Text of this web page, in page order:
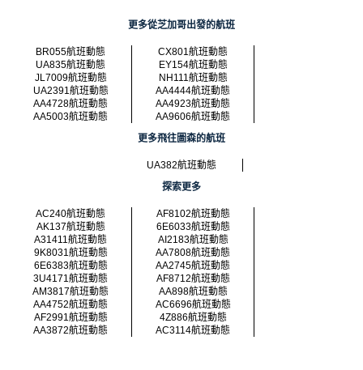
更多從芝加哥出發的航班
BR055航班動態
CX801航班動態
UA835航班動態
EY154航班動態
JL7009航班動態
NH111航班動態
UA2391航班動態
AA4444航班動態
AA4728航班動態
AA4923航班動態
AA5003航班動態
AA9606航班動態
更多飛往圖森的航班
UA382航班動態
探索更多
AC240航班動態
AF8102航班動態
AK137航班動態
6E6033航班動態
A31411航班動態
AI2183航班動態
9K8031航班動態
AA7808航班動態
6E6383航班動態
AA2745航班動態
3U4171航班動態
AF8712航班動態
AM3817航班動態
AA898航班動態
AA4752航班動態
AC6696航班動態
AF2991航班動態
4Z886航班動態
AA3872航班動態
AC3114航班動態